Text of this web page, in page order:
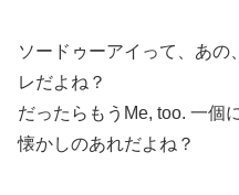
ソードゥーアイって、あの
レだよね？
だったらもうMe, too. 一個
懐かしのあれだよね？